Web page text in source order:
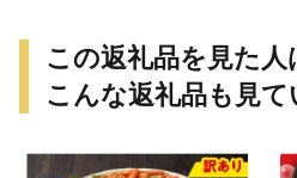
この返礼品を見た人
こんな返礼品も見て